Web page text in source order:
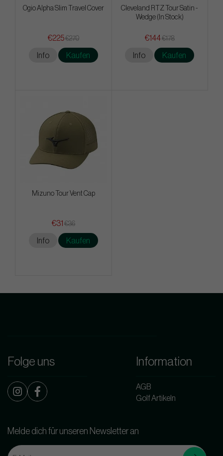
Ogio Alpha Slim Travel Cover
€225€270
Info Kaufen
Cleveland RTZ Tour Satin -
Wedge (In Stock)
€144€178
Info Kaufen
Mizuno Tour Vent Cap
€31 €36
Info Kaufen
Folge uns Information
AGB
Golf Artikeln
Melde dich für unseren Newsletter an